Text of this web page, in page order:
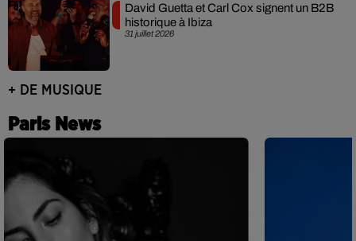
31 juillet 2026
David Guetta et Carl Cox signent un B2B
historique à Ibiza
+ DE MUSIQUE
Paris News